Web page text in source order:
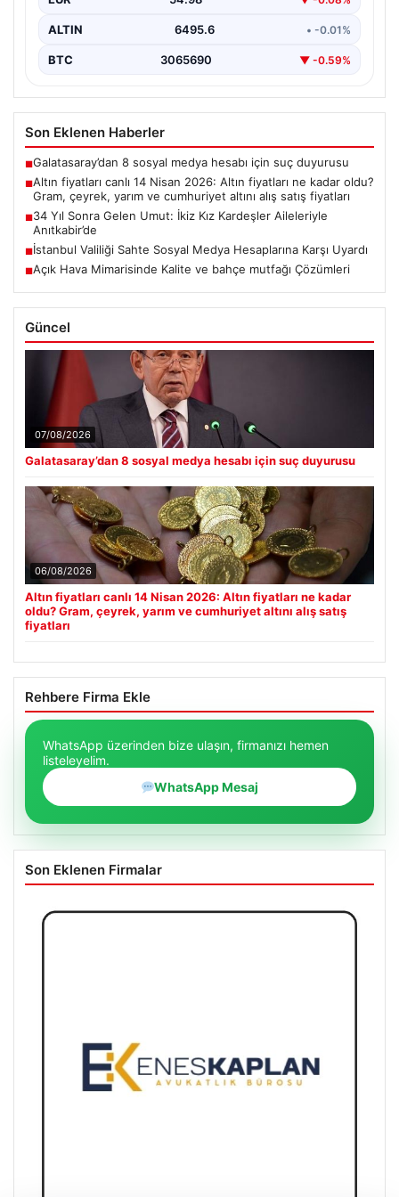
ALTIN 6495.6 • -0.01%
BTC 3065690 ▼ -0.59%
Son Eklenen Haberler
■Galatasaray’dan 8 sosyal medya hesabı için suç duyurusu
■Altın fiyatları canlı 14 Nisan 2026: Altın fiyatları ne kadar oldu?
Gram, çeyrek, yarım ve cumhuriyet altını alış satış fiyatları
■34 Yıl Sonra Gelen Umut: İkiz Kız Kardeşler Aileleriyle
Anıtkabir’de
■İstanbul Valiliği Sahte Sosyal Medya Hesaplarına Karşı Uyardı
■Açık Hava Mimarisinde Kalite ve bahçe mutfağı Çözümleri
Güncel
07/08/2026
Galatasaray’dan 8 sosyal medya hesabı için suç duyurusu
06/08/2026
Altın fiyatları canlı 14 Nisan 2026: Altın fiyatları ne kadar
oldu? Gram, çeyrek, yarım ve cumhuriyet altını alış satış
fiyatları
Rehbere Firma Ekle
WhatsApp üzerinden bize ulaşın, firmanızı hemen
listeleyelim.
WhatsApp Mesaj
Son Eklenen Firmalar